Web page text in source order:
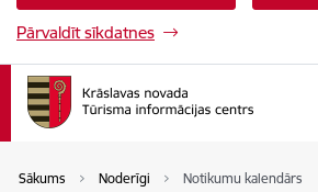
Pārvaldīt sīkdatnes
Sākums Noderīgi Notikumu kalendārs